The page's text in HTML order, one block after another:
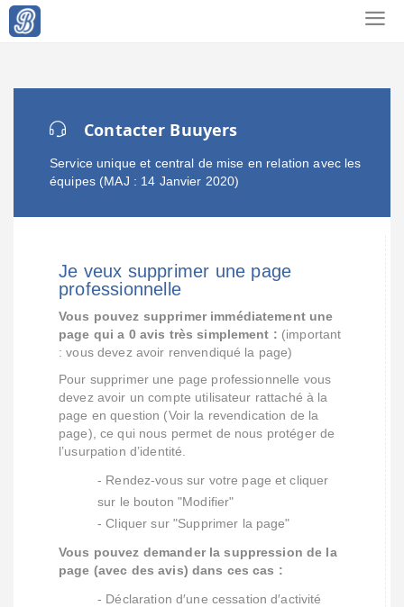
Contacter Buuyers
Service unique et central de mise en relation avec les
équipes (MAJ : 14 Janvier 2020)
Je veux supprimer une page
professionnelle
Vous pouvez supprimer immédiatement une
page qui a 0 avis très simplement : (important
: vous devez avoir renvendiqué la page)
Pour supprimer une page professionnelle vous
devez avoir un compte utilisateur rattaché à la
page en question (Voir la revendication de la
page), ce qui nous permet de nous protéger de
l’usurpation d’identité.
- Rendez-vous sur votre page et cliquer
sur le bouton "Modifier"
- Cliquer sur "Supprimer la page"
Vous pouvez demander la suppression de la
page (avec des avis) dans ces cas :
- Déclaration d′une cessation d′activité